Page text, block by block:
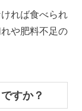
れば食べられ
や肥料不足の
すか？